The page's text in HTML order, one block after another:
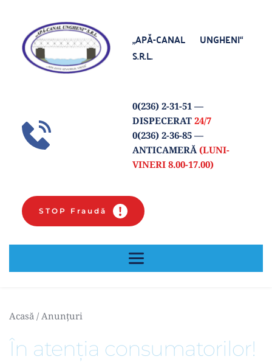
„APĂ-CANAL UNGHENI“
S.R.L.
0(236) 2-31-51 —
DISPECERAT 24/7
0(236) 2-36-85 —
ANTICAMERĂ (LUNI-
VINERI 8.00-17.00)
STOP Fraudă
Acasă / Anunțuri
În atenția consumatorilor!